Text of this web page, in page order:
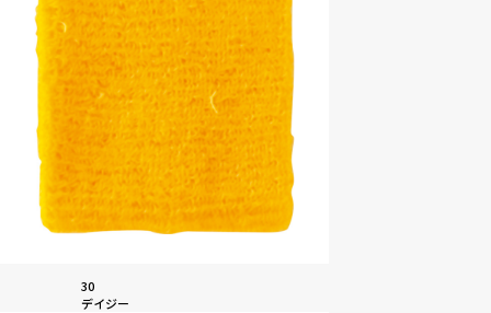
30
デイジー